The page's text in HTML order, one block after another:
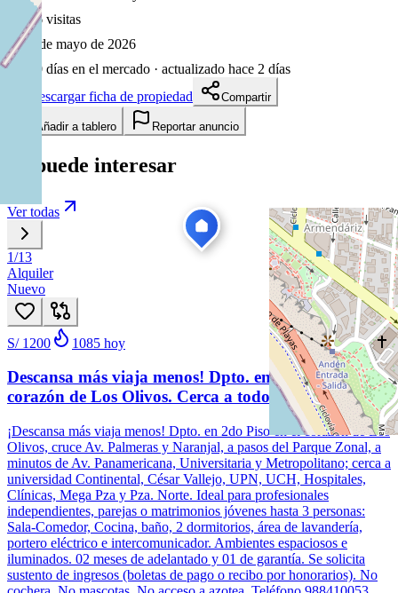
96 visitas
8 de mayo de 2026
90 días en el mercado · actualizado hace 2 días
Descargar ficha de propiedad
Compartir
Añadir a tablero Reportar anuncio
Te puede interesar
Ver todas
1/13
Alquiler
Nuevo
S/ 1200 1085 hoy
Descansa más viaja menos! Dpto. en 2do Piso, en
corazón de Los Olivos. Cerca a todo!
¡Descansa más viaja menos! Dpto. en 2do Piso en el corazón de Los
Olivos, cruce Av. Palmeras y Naranjal, a pasos del Parque Zonal, a
minutos de Av. Panamericana, Universitaria y Metropolitano; cerca a
universidad Continental, César Vallejo, UPN, UCH, Hospitales,
Clínicas, Mega Pza y Pza. Norte. Ideal para profesionales
independientes, parejas o matrimonios jóvenes hasta 3 personas:
Sala-Comedor, Cocina, baño, 2 dormitorios, área de lavandería,
portero eléctrico e intercomunicador. Ambientes espaciosos e
iluminados. 02 meses de adelantado y 01 de garantía. Se solicita
sustento de ingresos (boletas de pago o recibo por honorarios). No